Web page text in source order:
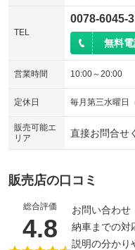
TEL
0078-6045-
無料
営業時間 10:00～20:00
定休日 毎月第三水曜日
販売可能エ
リア
直接お問合せ
販売店の口コミ
総合評価
4.8 （5点
お問い合わせ
納車までの対
説明の分かり